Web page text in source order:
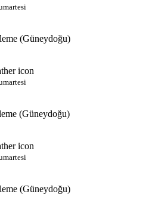
(Güneydoğu)
(Güneydoğu)
(Güneydoğu)